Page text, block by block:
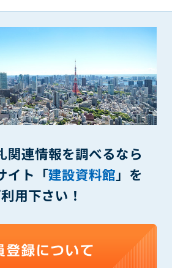
関連情報を調べるなら
イト「建設資料館」を
用下さい！
の財産、プライバシー等を侵害する行
を誹謗中傷する行為
ログラム等を送信又は書き込む行為
る行為
ない営利を目的とした行為
為
く行為
る行為
て第三者に転売し、または転売のため
こと
）
た内容が以下に該当する、またはその
が、第6条の定める禁止事項に該当する
た場合
よび保守管理上、必要と判断した場合